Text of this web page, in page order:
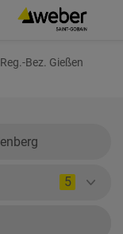
Reg.-Bez. Gießen
5